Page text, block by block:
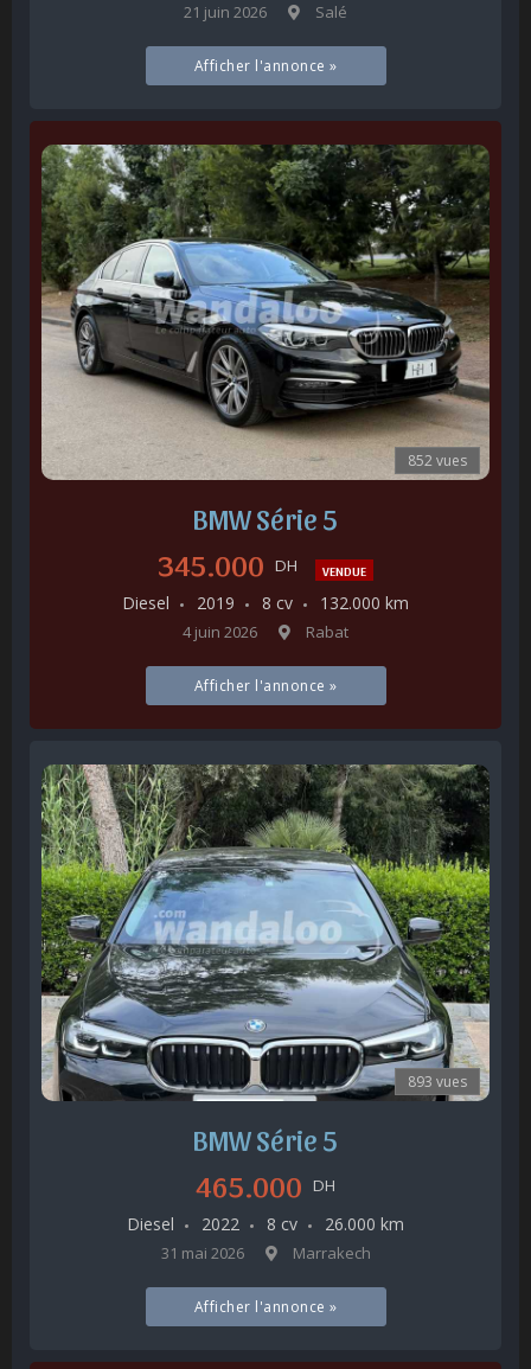
21 juin 2026 Salé
Afficher l'annonce »
852 vues
BMW Série 5
345.000 DH VENDUE
Diesel 2019 8 cv 132.000 km
4 juin 2026 Rabat
Afficher l'annonce »
893 vues
BMW Série 5
465.000 DH
Diesel 2022 8 cv 26.000 km
31 mai 2026 Marrakech
Afficher l'annonce »